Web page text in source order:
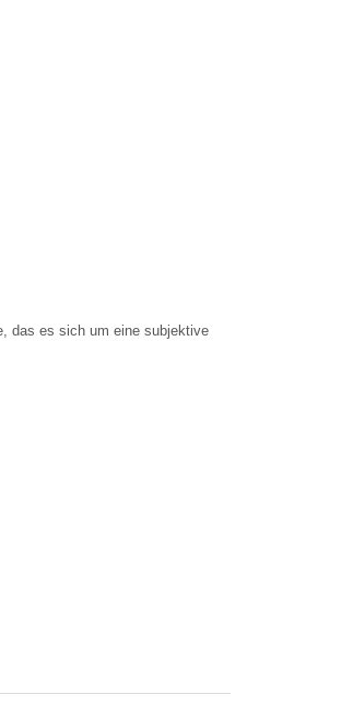
das es sich um eine subjektive